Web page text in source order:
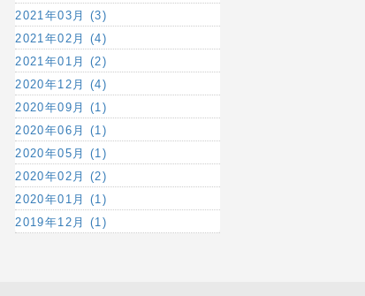
2021年03月 (3)
2021年02月 (4)
2021年01月 (2)
2020年12月 (4)
2020年09月 (1)
2020年06月 (1)
2020年05月 (1)
2020年02月 (2)
2020年01月 (1)
2019年12月 (1)